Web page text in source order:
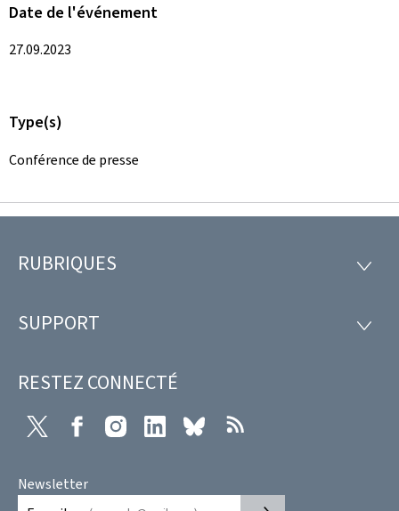
Date de l'événement
27.09.2023
Type(s)
Conférence de presse
Pied
page
RUBRIQUES
SUPPORT
RESTEZ CONNECTÉ
FacebookInstagramLinkedIn Bluesky
Newsletter